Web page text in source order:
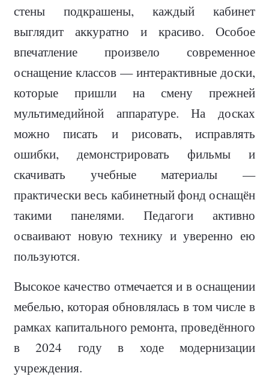
стены подкрашены, каждый кабинет
выглядит аккуратно и красиво. Особое
впечатление произвело современное
оснащение классов — интерактивные доски,
которые пришли на смену прежней
мультимедийной аппаратуре. На досках
можно писать и рисовать, исправлять
ошибки, демонстрировать фильмы и
скачивать учебные материалы —
практически весь кабинетный фонд оснащён
такими панелями. Педагоги активно
осваивают новую технику и уверенно ею
пользуются.
Высокое качество отмечается и в оснащении
мебелью, которая обновлялась в том числе в
рамках капитального ремонта, проведённого
в 2024 году в ходе модернизации
учреждения.